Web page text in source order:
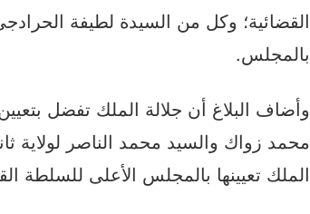
القضائية؛ وكل من السيدة لطيفة
بالمجلس.
وأضاف البلاغ أن جلالة الملك تفضل
محمد زواك والسيد محمد الناصر لولاية
الملك تعيينها بالمجلس الأعلى للسلطة